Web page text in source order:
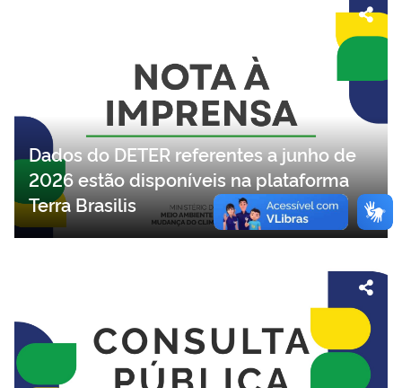
Dados do DETER referentes a junho de
2026 estão disponíveis na plataforma
Terra Brasilis